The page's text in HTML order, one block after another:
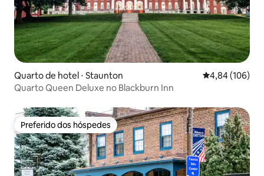
Quarto de hotel ⋅ Staunton 4,84 de uma
4,84 (106)
Quarto Queen Deluxe no Blackburn Inn
Preferido dos hóspedes
Preferido dos hóspedes